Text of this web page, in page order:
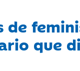
de
que